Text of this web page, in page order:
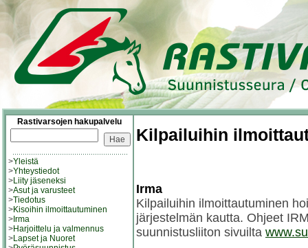
Rastivarsojen hakupalvelu
>Yleistä
>Yhteystiedot
>Liity jäseneksi
>Asut ja varusteet
>Tiedotus
>Kisoihin ilmoittautuminen
> Irma
>Harjoittelu ja valmennus
>Lapset ja Nuoret
Kilpailuihin
Irma
Kilpailuihin ilmoittautuminen
järjestelmän kautta. Ohjeet
suunnistusliiton sivuilta